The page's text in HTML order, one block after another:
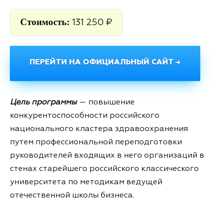
Стоимость: 131 250 ₽
ПЕРЕЙТИ НА ОФИЦИАЛЬНЫЙ САЙТ →
Цель программы— повышение
конкурентоспособности российского
национального кластера здравоохранения
путем профессиональной переподготовки
руководителей входящих в него организаций в
стенах старейшего российского классического
университета по методикам ведущей
отечественной школы бизнеса.